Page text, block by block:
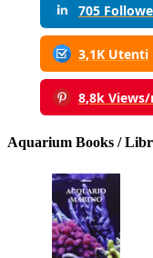
705
3,1K Utenti
8,8k
Aquarium Books /